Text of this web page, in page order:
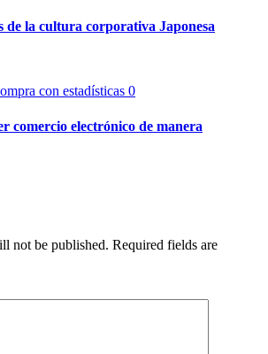
de la cultura corporativa Japonesa
0
comercio electrónico de manera
not be published. Required fields are